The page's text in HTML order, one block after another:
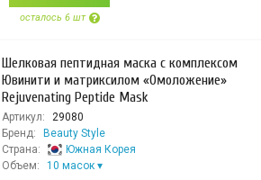
осталось 6 шт
Шелковая пептидная маска с комплексом
Ювинити и матриксилом «Омоложение»
Rejuvenating Peptide Mask
Артикул:
29080
Бренд:
Beauty Style
Страна:
Южная Корея
Объем:
10 масок